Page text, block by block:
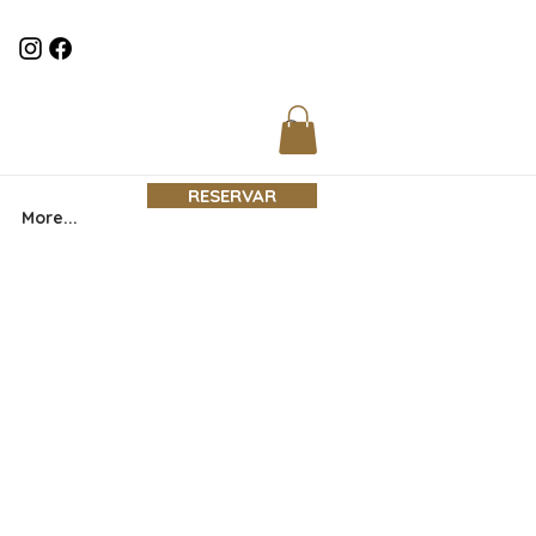
More...
RESERVAR